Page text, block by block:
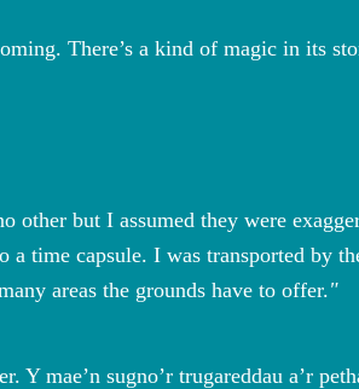
There’s a kind of magic in its
but I assumed they were
time capsule. I was transported by
areas the grounds have to offer.
Y mae’n sugno’r trugareddau a’r